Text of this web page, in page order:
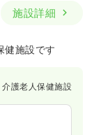
施設詳細
健施設です
介護老人保健施設